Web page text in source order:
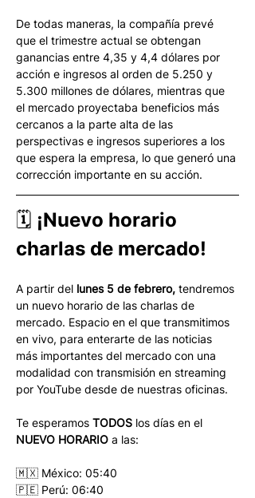
De todas maneras, la compañía prevé
que el trimestre actual se obtengan
ganancias entre 4,35 y 4,4 dólares por
acción e ingresos al orden de 5.250 y
5.300 millones de dólares, mientras que
el mercado proyectaba beneficios más
cercanos a la parte alta de las
perspectivas e ingresos superiores a los
que espera la empresa, lo que generó una
corrección importante en su acción.
🗓 ¡Nuevo horario
charlas de mercado!
A partir del lunes 5 de febrero, tendremos
un nuevo horario de las charlas de
mercado. Espacio en el que transmitimos
en vivo, para enterarte de las noticias
más importantes del mercado con una
modalidad con transmisión en streaming
por YouTube desde de nuestras oficinas.
Te esperamos TODOS los días en el
NUEVO HORARIO a las:
🇲🇽 México: 05:40
🇵🇪 Perú: 06:40